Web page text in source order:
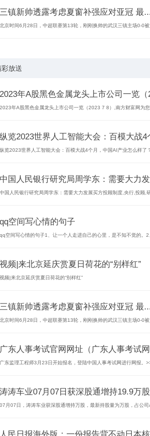
三镇新帅透露考虑夏窗补强应对亚冠 最
北京时间6月28日，中超联赛第13轮，刚刚换帅的武汉三镇主场0-0被
彩放送
2023年A股黑色金属龙头上市公司一览（
2023年A股黑色金属龙头上市公司一览（2023 7 8）,南方财富网为
纵览2023世界人工智能大会：百模大战4
纵览2023世界人工智能大会：百模大战4个月，中国AI产业怎么样了
中国人民银行研究局周学东：需要大力
中国人民银行研究局周学东：需要大力发展买方投顾制度,央行,投顾,
qq空间写心情的句子
qq空间写心情的句子1、让一个人走进自己的心里，是不知不觉的。2
视频|来北京延庆赏夏日荷花的“别样红”
视频|来北京延庆赏夏日荷花的“别样红”
三镇新帅透露考虑夏窗补强应对亚冠 最
北京时间6月28日，中超联赛第13轮，刚刚换帅的武汉三镇主场0-0被
广东人事考试官网网址（广东人事考试
广东监理工程师3月23日开始报名，​登陆中国人事考试网进行网报。
涛涛车业07月07日获深股通增持19.9万股
07月07日，涛涛车业获深股通增持万股，最新持股量为万股，占公司